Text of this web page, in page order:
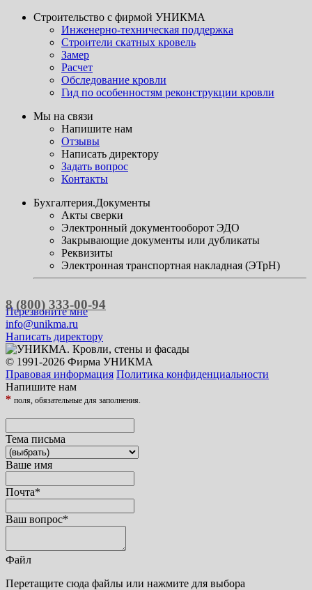
Строительство с фирмой УНИКМА
Инженерно-техническая поддержка
Строители скатных кровель
Замер
Расчет
Обследование кровли
Гид по особенностям реконструкции кровли
Мы на связи
Напишите нам
Отзывы
Написать директору
Задать вопрос
Контакты
Бухгалтерия.Документы
Акты сверки
Электронный документооборот ЭДО
Закрывающие документы или дубликаты
Реквизиты
Электронная транспортная накладная (ЭТрН)
8 (800) 333-00-94
Перезвоните мне
info@unikma.ru
Написать директору
© 1991-2026 Фирма УНИКМА
Правовая информация Политика конфиденциальности
Напишите нам
* поля, обязательные для заполнения.
Тема письма
Ваше имя
Почта*
Ваш вопрос*
Файл
Перетащите сюда файлы или нажмите для выбора